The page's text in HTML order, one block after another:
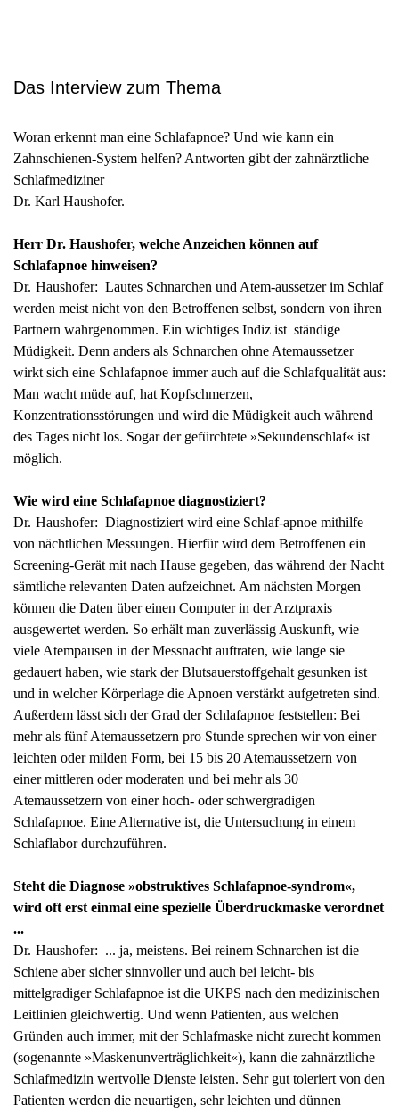
Das Interview zum Thema
Woran erkennt man eine Schlafapnoe? Und wie kann ein
Zahnschienen-System helfen? Antworten gibt der zahnärztliche
Schlafmediziner
Dr. Karl Haushofer.
Herr Dr. Haushofer, welche Anzeichen können auf
Schlafapnoe hinweisen?
Dr. Haushofer: Lautes Schnarchen und Atem-aussetzer im Schlaf
werden meist nicht von den Betroffenen selbst, sondern von ihren
Partnern wahrgenommen. Ein wichtiges Indiz ist ständige
Müdigkeit. Denn anders als Schnarchen ohne Atemaussetzer
wirkt sich eine Schlafapnoe immer auch auf die Schlafqualität aus:
Man wacht müde auf, hat Kopfschmerzen,
Konzentrationsstörungen und wird die Müdigkeit auch während
des Tages nicht los. Sogar der gefürchtete »Sekundenschlaf« ist
möglich.
Wie wird eine Schlafapnoe diagnostiziert?
Dr. Haushofer: Diagnostiziert wird eine Schlaf-apnoe mithilfe
von nächtlichen Messungen. Hierfür wird dem Betroffenen ein
Screening-Gerät mit nach Hause gegeben, das während der Nacht
sämtliche relevanten Daten aufzeichnet. Am nächsten Morgen
können die Daten über einen Computer in der Arztpraxis
ausgewertet werden. So erhält man zuverlässig Auskunft, wie
viele Atempausen in der Messnacht auftraten, wie lange sie
gedauert haben, wie stark der Blutsauerstoffgehalt gesunken ist
und in welcher Körperlage die Apnoen verstärkt aufgetreten sind.
Außerdem lässt sich der Grad der Schlafapnoe feststellen: Bei
mehr als fünf Atemaussetzern pro Stunde sprechen wir von einer
leichten oder milden Form, bei 15 bis 20 Atemaussetzern von
einer mittleren oder moderaten und bei mehr als 30
Atemaussetzern von einer hoch- oder schwergradigen
Schlafapnoe. Eine Alternative ist, die Untersuchung in einem
Schlaflabor durchzuführen.
Steht die Diagnose »obstruktives Schlafapnoe-syndrom«,
wird oft erst einmal eine spezielle Überdruckmaske verordnet
...
Dr. Haushofer: ... ja, meistens. Bei reinem Schnarchen ist die
Schiene aber sicher sinnvoller und auch bei leicht- bis
mittelgradiger Schlafapnoe ist die UKPS nach den medizinischen
Leitlinien gleichwertig. Und wenn Patienten, aus welchen
Gründen auch immer, mit der Schlafmaske nicht zurecht kommen
(sogenannte »Maskenunverträglichkeit«), kann die zahnärztliche
Schlafmedizin wertvolle Dienste leisten. Sehr gut toleriert von den
Patienten werden die neuartigen, sehr leichten und dünnen